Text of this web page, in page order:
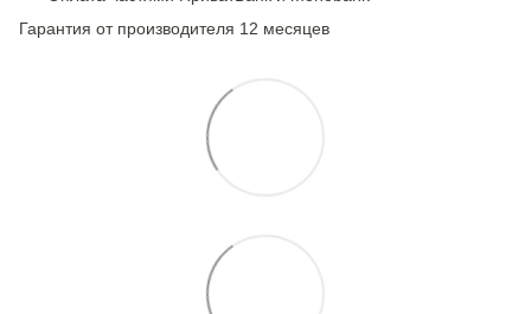
Гарантия от производителя 12 месяцев